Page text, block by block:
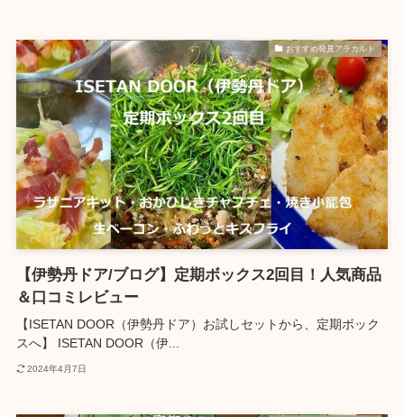
おすすめ発見アラカルト
【伊勢丹ドア/ブログ】定期ボックス2回目！人気商品
＆口コミレビュー
【ISETAN DOOR（伊勢丹ドア）お試しセットから、定期ボック
スへ】 ISETAN DOOR（伊...
2024年4月7日